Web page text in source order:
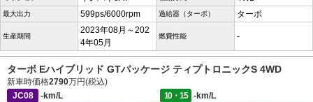
最大出力 599ps/6000rpm 過給器（ターボ） ターボ
生産期間
2023年08月～202
4年05月
燃費性能 -
ターボ Eハイブリッド GTパッケージ ティプトロニックS 4WD
新車時価格2790万円(税込)
JC08
-km/L 10・15
-km/L